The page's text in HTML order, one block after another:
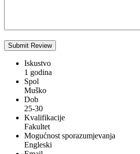
Iskustvo
1 godina
Spol
Muško
Dob
25-30
Kvalifikacije
Fakultet
Mogućnost sporazumjevanja
Engleski